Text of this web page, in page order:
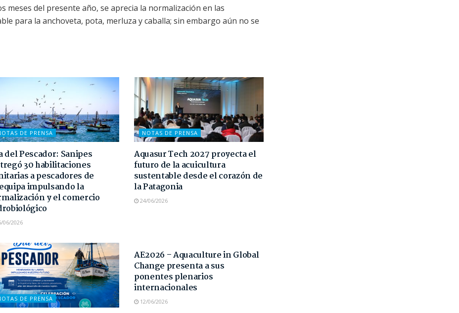
meses del presente año, se aprecia la normalización en las
para la anchoveta, pota, merluza y caballa; sin embargo aún no se
DE PRENSA
del Pescador: Sanipes
30 habilitaciones
a pescadores de
impulsando la
y el comercio
06/2026
NOTAS DE PRENSA
Aquasur Tech 2027 proyecta el
futuro de la acuicultura
sustentable desde el corazón de
la Patagonia
24/06/2026
DE PRENSA
AE2026 – Aquaculture in Global
Change presenta a sus
ponentes plenarios
internacionales
12/06/2026